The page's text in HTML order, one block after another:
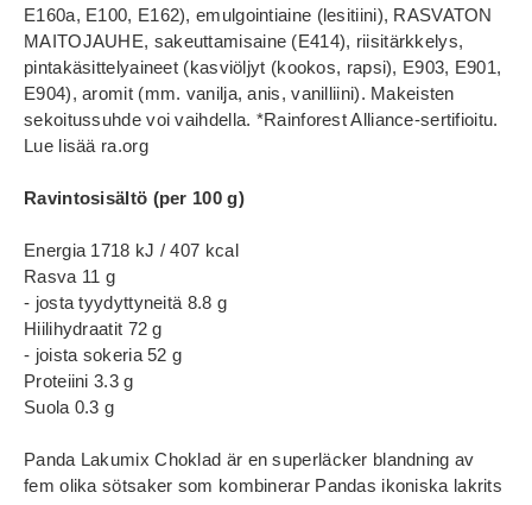
E160a, E100, E162), emulgointiaine (lesitiini), RASVATON
MAITOJAUHE, sakeuttamisaine (E414), riisitärkkelys,
pintakäsittelyaineet (kasviöljyt (kookos, rapsi), E903, E901,
E904), aromit (mm. vanilja, anis, vanilliini). Makeisten
sekoitussuhde voi vaihdella. *Rainforest Alliance-sertifioitu.
Lue lisää ra.org
Ravintosisältö (per 100 g)
Energia 1718 kJ / 407 kcal
Rasva 11 g
- josta tyydyttyneitä 8.8 g
Hiilihydraatit 72 g
- joista sokeria 52 g
Proteiini 3.3 g
Suola 0.3 g
Panda Lakumix Choklad är en superläcker blandning av
fem olika sötsaker som kombinerar Pandas ikoniska lakrits